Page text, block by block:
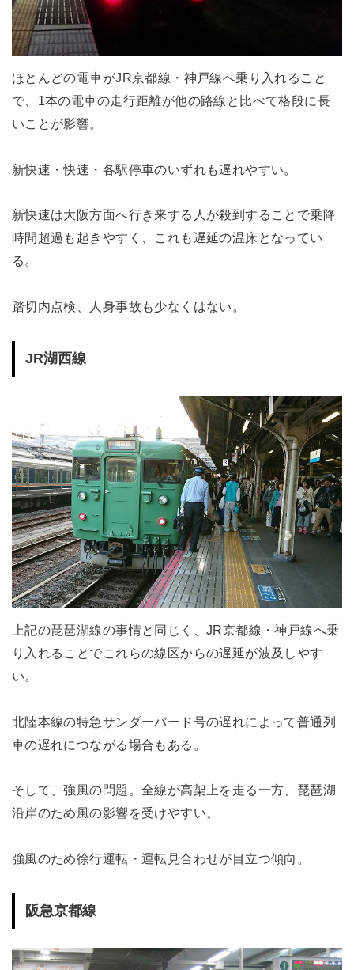
ほとんどの電車がJR京都線・神戸線へ乗り入れること
で、1本の電車の走行距離が他の路線と比べて格段に長
いことが影響。
新快速・快速・各駅停車のいずれも遅れやすい。
新快速は大阪方面へ行き来する人が殺到することで乗降
時間超過も起きやすく、これも遅延の温床となってい
る。
踏切内点検、人身事故も少なくはない。
JR湖西線
上記の琵琶湖線の事情と同じく、JR京都線・神戸線へ乗
り入れることでこれらの線区からの遅延が波及しやす
い。
北陸本線の特急サンダーバード号の遅れによって普通列
車の遅れにつながる場合もある。
そして、強風の問題。全線が高架上を走る一方、琵琶湖
沿岸のため風の影響を受けやすい。
強風のため徐行運転・運転見合わせが目立つ傾向。
阪急京都線